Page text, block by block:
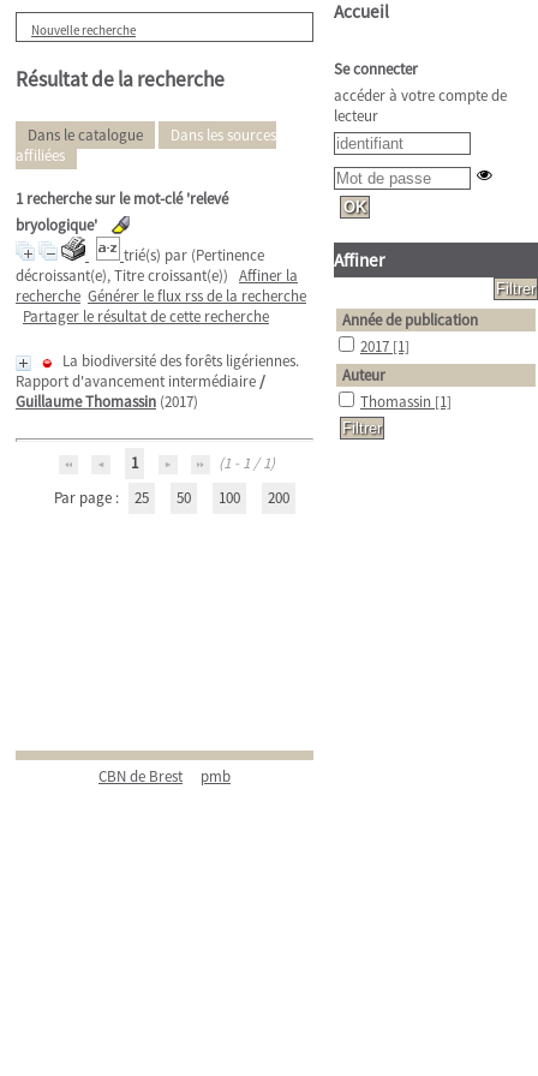
Nouvelle recherche
Résultat de la recherche
Dans le catalogue
Dans les sources
affiliées
1recherche sur le mot-clé'relevé
bryologique'
trié(s) par (Pertinence
décroissant(e), Titre croissant(e)) Affiner la
recherche Générer le flux rss de la recherche
Partager le résultat de cette recherche
La biodiversité des forêts ligériennes.
Rapport d'avancement intermédiaire/
Guillaume Thomassin (2017)
1
(1 - 1 / 1)
Par page :
25 50 100 200
CBN de Brest pmb
Accueil
Se connecter
accéder à votre compte de
lecteur
Affiner
Année de publication
2017 [1]
Auteur
Thomassin [1]